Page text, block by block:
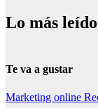
Lo más leído
Te va a gustar
Marketing online